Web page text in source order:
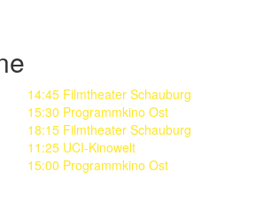
14:45 Filmtheater Schauburg
15:30 Programmkino Ost
18:15 Filmtheater Schauburg
11:25 UCI-Kinowelt
15:00 Programmkino Ost